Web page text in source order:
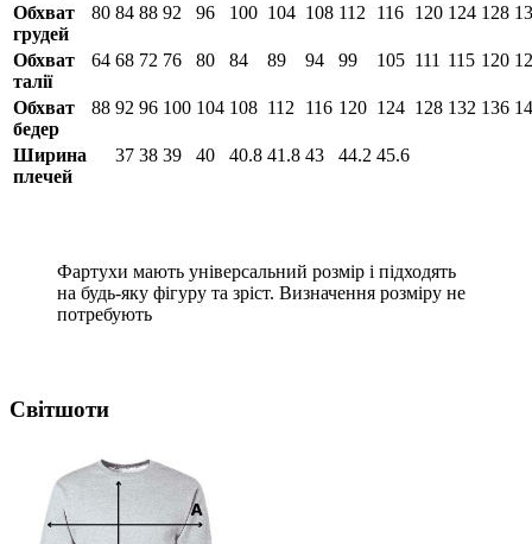
Обхват
грудей
80 84 88 92 96 100 104 108 112 116 120 124 128
Обхват
талії
64 68 72 76 80 84 89 94 99 105 111 115 120
Обхват
бедер
88 92 96 100 104 108 112 116 120 124 128 132 136
Ширина
плечей
37 38 39 40 40.8 41.8 43 44.2 45.6
Фартухи мають універсальний розмір і підходять
на будь-яку фігуру та зріст. Визначення розміру не
потребують
Світшоти